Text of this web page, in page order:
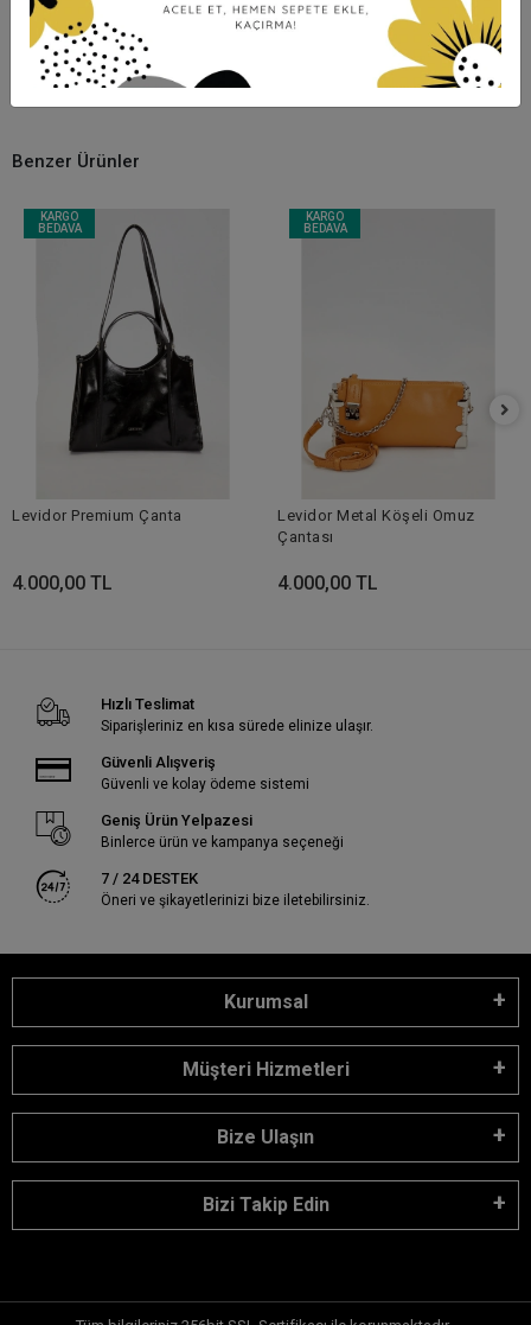
Yorumlar
Benzer Ürünler
KARGO
BEDAVA
Levidor Premium Çanta
4.000,00 TL
KARGO
BEDAVA
Levidor Metal Köşeli Omuz
Çantası
4.000,00 TL
Hızlı Teslimat
Siparişleriniz en kısa sürede elinize ulaşır.
Güvenli Alışveriş
Güvenli ve kolay ödeme sistemi
Geniş Ürün Yelpazesi
Binlerce ürün ve kampanya seçeneği
7 / 24 DESTEK
Öneri ve şikayetlerinizi bize iletebilirsiniz.
Kurumsal
Müşteri Hizmetleri
Bize Ulaşın
Bizi Takip Edin